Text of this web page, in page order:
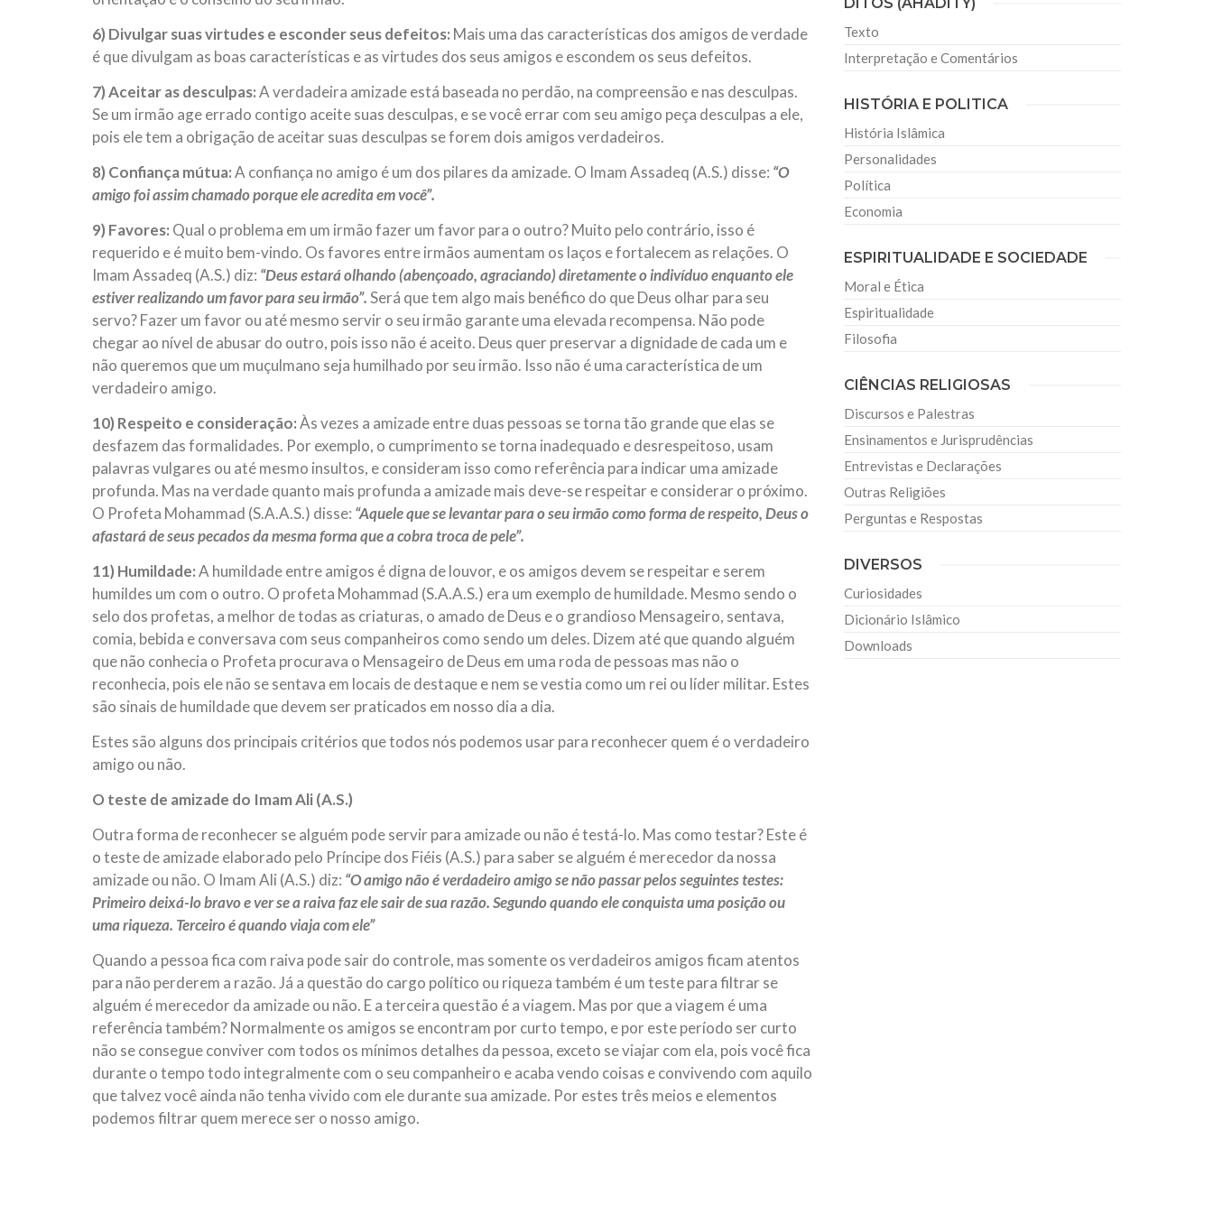
6) Divulgar suas virtudes e esconder seus defeitos: Mais uma das características dos amigos de verdade
é que divulgam as boas características e as virtudes dos seus amigos e escondem os seus defeitos.
7) Aceitar as desculpas:A verdadeira amizade está baseada no perdão, na compreensão e nas desculpas.
Se um irmão age errado contigo aceite suas desculpas, e se você errar com seu amigo peça desculpas a ele,
pois ele tem a obrigação de aceitar suas desculpas se forem dois amigos verdadeiros.
8) Confiança mútua:A confiança no amigo é um dos pilares da amizade. O Imam Assadeq (A.S.) disse: “O
amigo foi assim chamado porque ele acredita em você”.
9) Favores: Qual o problema em um irmão fazer um favor para o outro? Muito pelo contrário, isso é
requerido e é muito bem-vindo. Os favores entre irmãos aumentam os laços e fortalecem as relações. O
Imam Assadeq (A.S.) diz: “Deus estará olhando (abençoado, agraciando) diretamente o indivíduo enquanto ele
estiver realizando um favor para seu irmão”.Será que tem algo mais benéfico do que Deus olhar para seu
servo? Fazer um favor ou até mesmo servir o seu irmão garante uma elevada recompensa. Não pode
chegar ao nível de abusar do outro, pois isso não é aceito. Deus quer preservar a dignidade de cada um e
não queremos que um muçulmano seja humilhado por seu irmão. Isso não é uma característica de um
verdadeiro amigo.
10) Respeito e consideração:Às vezes a amizade entre duas pessoas se torna tão grande que elas se
desfazem das formalidades. Por exemplo, o cumprimento se torna inadequado e desrespeitoso, usam
palavras vulgares ou até mesmo insultos, e consideram isso como referência para indicar uma amizade
profunda. Mas na verdade quanto mais profunda a amizade mais deve-se respeitar e considerar o próximo.
O Profeta Mohammad (S.A.A.S.) disse: “Aquele que se levantar para o seu irmão como forma de respeito, Deus o
afastará de seus pecados da mesma forma que a cobra troca de pele”.
11) Humildade:A humildade entre amigos é digna de louvor, e os amigos devem se respeitar e serem
humildes um com o outro. O profeta Mohammad (S.A.A.S.) era um exemplo de humildade. Mesmo sendo o
selo dos profetas, a melhor de todas as criaturas, o amado de Deus e o grandioso Mensageiro, sentava,
comia, bebida e conversava com seus companheiros como sendo um deles. Dizem até que quando alguém
que não conhecia o Profeta procurava o Mensageiro de Deus em uma roda de pessoas mas não o
reconhecia, pois ele não se sentava em locais de destaque e nem se vestia como um rei ou líder militar. Estes
são sinais de humildade que devem ser praticados em nosso dia a dia.
Estes são alguns dos principais critérios que todos nós podemos usar para reconhecer quem é o verdadeiro
amigo ou não.
O teste de amizade do Imam Ali (A.S.)
Outra forma de reconhecer se alguém pode servir para amizade ou não é testá-lo. Mas como testar? Este é
o teste de amizade elaborado pelo Príncipe dos Fiéis (A.S.) para saber se alguém é merecedor da nossa
amizade ou não. O Imam Ali (A.S.) diz: “O amigo não é verdadeiro amigo se não passar pelos seguintes testes:
Primeiro deixá-lo bravo e ver se a raiva faz ele sair de sua razão. Segundo quando ele conquista uma posição ou
uma riqueza. Terceiro é quando viaja com ele”
Quando a pessoa fica com raiva pode sair do controle, mas somente os verdadeiros amigos ficam atentos
para não perderem a razão. Já a questão do cargo político ou riqueza também é um teste para filtrar se
alguém é merecedor da amizade ou não. E a terceira questão é a viagem. Mas por que a viagem é uma
referência também? Normalmente os amigos se encontram por curto tempo, e por este período ser curto
não se consegue conviver com todos os mínimos detalhes da pessoa, exceto se viajar com ela, pois você fica
durante o tempo todo integralmente com o seu companheiro e acaba vendo coisas e convivendo com aquilo
que talvez você ainda não tenha vivido com ele durante sua amizade. Por estes três meios e elementos
podemos filtrar quem merece ser o nosso amigo.
Texto
Interpretação e Comentários
HISTÓRIA E POLITICA
História Islâmica
Personalidades
Política
Economia
ESPIRITUALIDADE E SOCIEDADE
Moral e Ética
Espiritualidade
Filosofia
CIÊNCIAS RELIGIOSAS
Discursos e Palestras
Ensinamentos e Jurisprudências
Entrevistas e Declarações
Outras Religiões
Perguntas e Respostas
DIVERSOS
Curiosidades
Dicionário Islâmico
Downloads